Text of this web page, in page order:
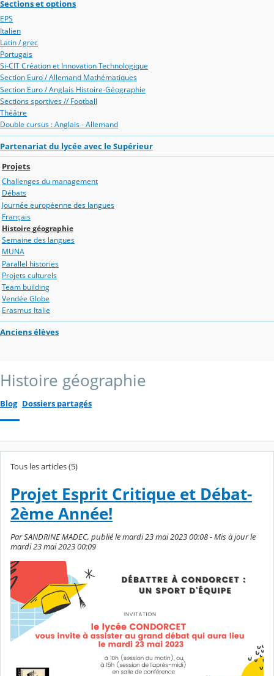
Sections et options
EPS
Italien
Latin / grec
Portugais
Si-CIT Création et Innovation Technologique
Section Euro / Allemand Mathématiques
Section Euro / Anglais Histoire-Géographie
Sections sportives // Football
Théâtre
Double cursus : Anglais - Allemand
Partenariat du lycée avec le Supérieur
Projets
Challenges du management
Débats
Journée européenne des langues
Français
Histoire géographie
Semaine des langues
MUNA
Parallel histories
Projets culturels
Team building
Vendée Globe
Erasmus Italie
Anciens élèves
Histoire géographie
Blog Dossiers partagés
Tous les articles (5)
Projet Esprit Critique et Débat-
2ème Année!
Par SANDRINE MADEC, publié le mardi 23 mai 2023 00:08 - Mis à jour le
mardi 23 mai 2023 00:09